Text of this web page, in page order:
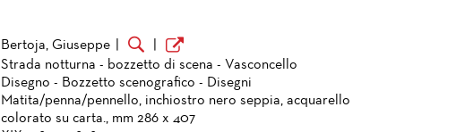
Bertoja, Giuseppe
Strada notturna - bozzetto di scena - Vasconcello
Disegno - Bozzetto scenografico - Disegni
Matita/penna/pennello, inchiostro nero seppia, acquarello
colorato su carta., mm 286 x 407